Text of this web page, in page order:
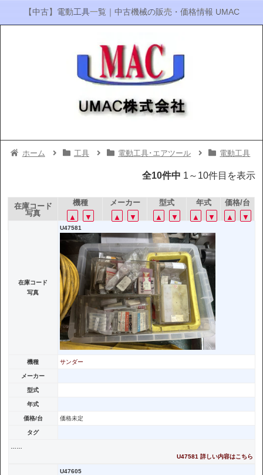
【中古】電動工具一覧｜中古機械の販売・価格情報 UMAC
ホーム 工具 電動工具･エアツール 電動工具
全10件中 1～10件目を表示
在庫コード
写真
機種
▲
▼
メーカー
▲
▼
型式
▲
▼
年式
▲
▼
価格/台
▲
▼
在庫コード
写真
U47581
機種 サンダー
メーカー
型式
年式
価格/台 価格未定
タグ
U47581 詳しい内容はこちら
U47605